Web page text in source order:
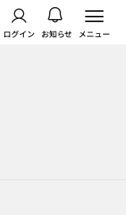
ログイン お知らせ メニュー